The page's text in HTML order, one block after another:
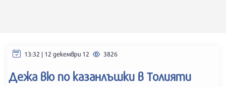
13:32 | 12 декември 12 3826
Дежа вю по казанлъшки в Толияти